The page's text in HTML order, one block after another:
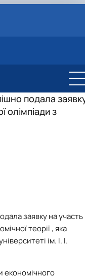
КОНФЕРЕНЦІЇ
подала
олімпіади з
заявку на участь
теорії , яка
ім. І. І.
економічного